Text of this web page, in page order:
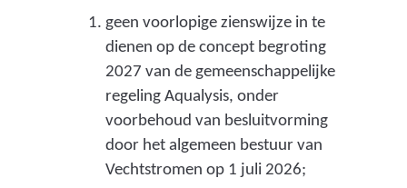
geen voorlopige zienswijze in te
dienen op de concept begroting
2027 van de gemeenschappelijke
regeling Aqualysis, onder
voorbehoud van besluitvorming
door het algemeen bestuur van
Vechtstromen op 1 juli 2026;